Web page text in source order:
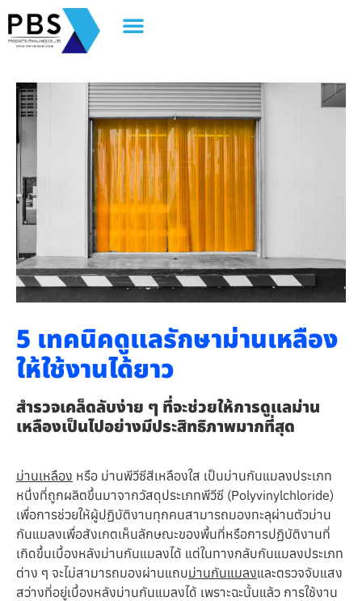
5 เทคนิคดูแลรักษาม่านเหลือง
ให้ใช้งานได้ยาว
สำรวจเคล็ดลับง่าย ๆ ที่จะช่วยให้การดูแลม่าน
เหลืองเป็นไปอย่างมีประสิทธิภาพมากที่สุด
ม่านเหลือง หรือ ม่านพีวีซีสีเหลืองใส เป็นม่านกันแมลงประเภท
หนึ่งที่ถูกผลิตขึ้นมาจากวัสดุประเภทพีวีซี (Polyvinylchloride)
เพื่อการช่วยให้ผู้ปฏิบัติงานทุกคนสามารถมองทะลุผ่านตัวม่าน
กันแมลงเพื่อสังเกตเห็นลักษณะของพื้นที่หรือการปฏิบัติงานที่
เกิดขึ้นเบื้องหลังม่านกันแมลงได้ แต่ในทางกลับกันแมลงประเภท
ต่าง ๆ จะไม่สามารถมองผ่านแถบม่านกันแมลงและตรวจจับแสง
สว่างที่อยู่เบื้องหลังม่านกันแมลงได้ เพราะฉะนั้นแล้ว การใช้งาน